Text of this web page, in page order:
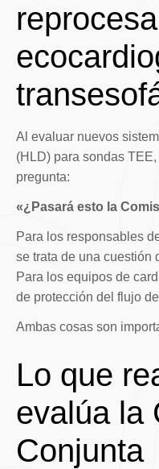
Al evaluar nuevos
(HLD) para sondas
pregunta:
«¿Pasará esto la
Para los responsables
se trata de una cuestión
Para los equipos de
de protección del flujo
Ambas cosas son
Lo que
evalúa la
Conjunta